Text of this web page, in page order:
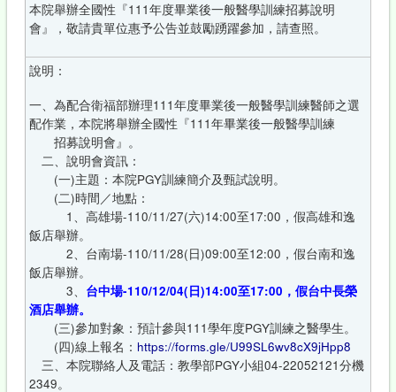
本院舉辦全國性『111年度畢業後一般醫學訓練招募說明
會』，敬請貴單位惠予公告並鼓勵踴躍參加，請查照。
說明：
一、為配合衛福部辦理111年度畢業後一般醫學訓練醫師之選
配作業，本院將舉辦全國性『111年畢業後一般醫學訓練
招募說明會』。
二、說明會資訊：
(一)主題：本院PGY訓練簡介及甄試說明。
(二)時間／地點：
1、高雄場-110/11/27(六)14:00至17:00，假高雄和逸
飯店舉辦。
2、台南場-110/11/28(日)09:00至12:00，假台南和逸
飯店舉辦。
3、 台中場-110/12/04(日)14:00至17:00，假台中長榮
酒店舉辦。
(三)參加對象：預計參與111學年度PGY訓練之醫學生。
(四)線上報名： https://forms.gle/U99SL6wv8cX9jHpp8
三、本院聯絡人及電話：教學部PGY小組04-22052121分機
2349。